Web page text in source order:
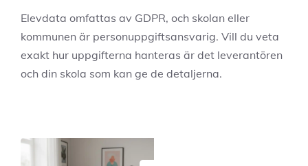
Elevdata omfattas av GDPR, och skolan eller
kommunen är personuppgiftsansvarig. Vill du veta
exakt hur uppgifterna hanteras är det leverantören
och din skola som kan ge de detaljerna.